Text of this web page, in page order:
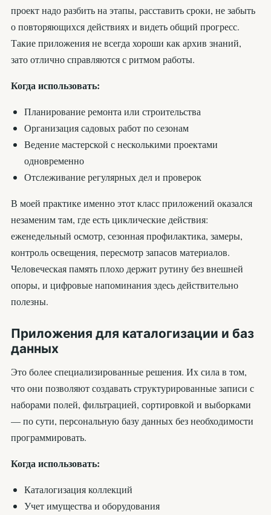
проект надо разбить на этапы, расставить сроки, не забыть
о повторяющихся действиях и видеть общий прогресс.
Такие приложения не всегда хороши как архив знаний,
зато отлично справляются с ритмом работы.
Когда использовать:
Планирование ремонта или строительства
Организация садовых работ по сезонам
Ведение мастерской с несколькими проектами
одновременно
Отслеживание регулярных дел и проверок
В моей практике именно этот класс приложений оказался
незаменим там, где есть циклические действия:
еженедельный осмотр, сезонная профилактика, замеры,
контроль освещения, пересмотр запасов материалов.
Человеческая память плохо держит рутину без внешней
опоры, и цифровые напоминания здесь действительно
полезны.
Приложения для каталогизации и баз
данных
Это более специализированные решения. Их сила в том,
что они позволяют создавать структурированные записи с
наборами полей, фильтрацией, сортировкой и выборками
— по сути, персональную базу данных без необходимости
программировать.
Когда использовать:
Каталогизация коллекций
Учет имущества и оборудования